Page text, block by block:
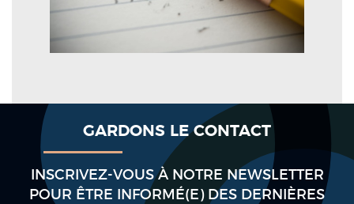
GARDONS LE CONTACT
INSCRIVEZ-VOUS À NOTRE NEWSLETTER
POUR ÊTRE INFORMÉ(E) DES DERNIÈRES